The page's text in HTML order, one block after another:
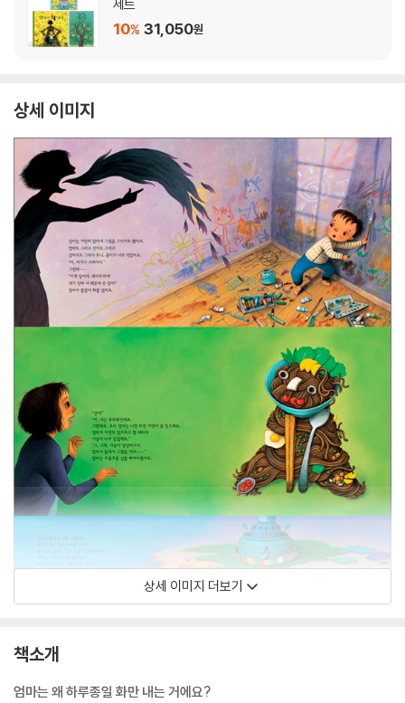
세트
10% 31,050원
상세 이미지
상세 이미지 더보기
책소개
엄마는 왜 하루종일 화만 내는 거에요?